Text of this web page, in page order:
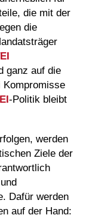
die mit der
die
ganz auf die
Kompromisse
-Politik bleibt
werden
Ziele der
Dafür werden
auf der Hand: